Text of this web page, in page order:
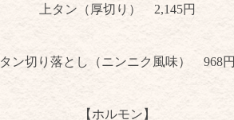
上タン（厚切り） 2,145円
タン切り落とし（ニンニク風味） 968円
【ホルモン】